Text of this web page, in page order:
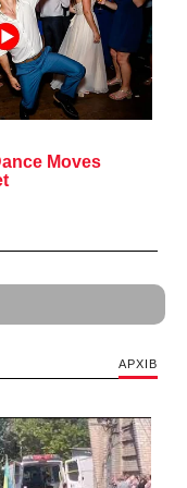
АРХІВ